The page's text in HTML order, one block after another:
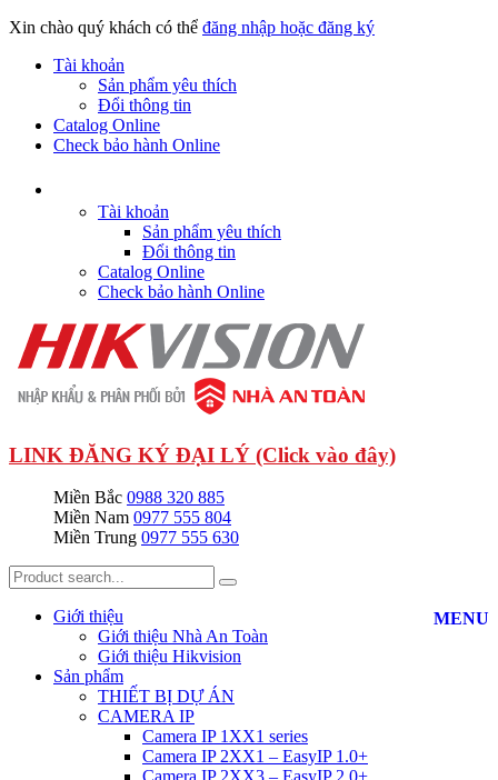
Xin chào quý khách có thể đăng nhập hoặc đăng ký
Tài khoản
Sản phẩm yêu thích
Đổi thông tin
Catalog Online
Check bảo hành Online
Tài khoản
Sản phẩm yêu thích
Đổi thông tin
Catalog Online
Check bảo hành Online
LINK ĐĂNG KÝ ĐẠI LÝ (Click vào đây)
Miền Bắc 0988 320 885
Miền Nam 0977 555 804
Miền Trung 0977 555 630
MENU
Giới thiệu
Giới thiệu Nhà An Toàn
Giới thiệu Hikvision
Sản phẩm
THIẾT BỊ DỰ ÁN
CAMERA IP
Camera IP 1XX1 series
Camera IP 2XX1 – EasyIP 1.0+